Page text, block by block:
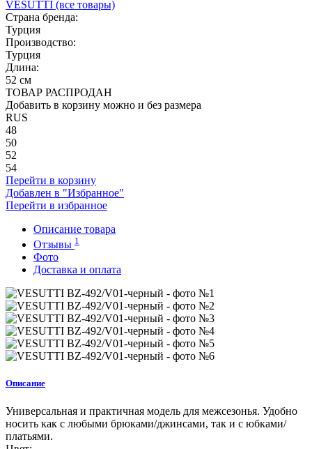
VESUTTI (все товары)
Страна бренда:
Турция
Производство:
Турция
Длина:
52 см
ТОВАР РАСПРОДАН
Добавить в корзину можно и без размера
RUS
48
50
52
54
Перейти в корзину
Добавлен в "Избранное"
Перейти в избранное
Описание товара
Отзывы 1
Фото
Доставка и оплата
Описание
Универсальная и практичная модель для межсезонья. Удобно
носить как с любыми брюками/джинсами, так и с юбками/
платьями.